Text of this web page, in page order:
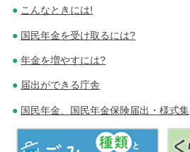
ー
シ
ョ
こんなときには!
国民年金を受け取るには?
年金を増やすには?
届出ができる庁舎
国民年金、国民年金保険届出・様式集